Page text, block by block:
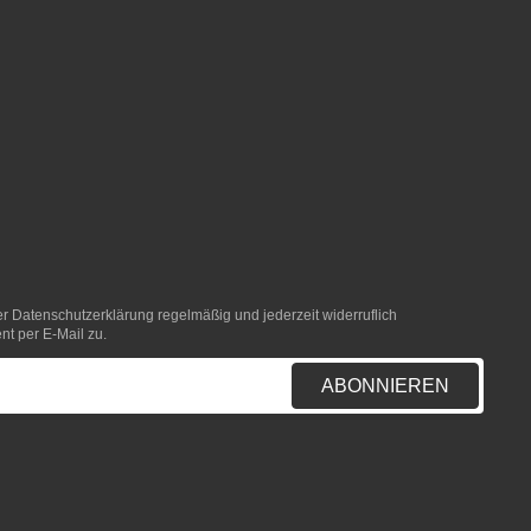
Datenschutzerklärung regelmäßig und jederzeit widerruflich
per E-Mail zu.
ABONNIEREN